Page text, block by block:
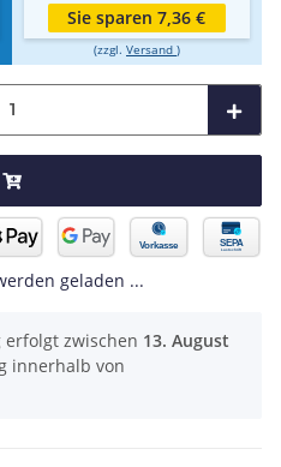
Sie sparen 7,36 €
(zzgl. Versand )
geladen ...
zwischen 13. August
innerhalb von